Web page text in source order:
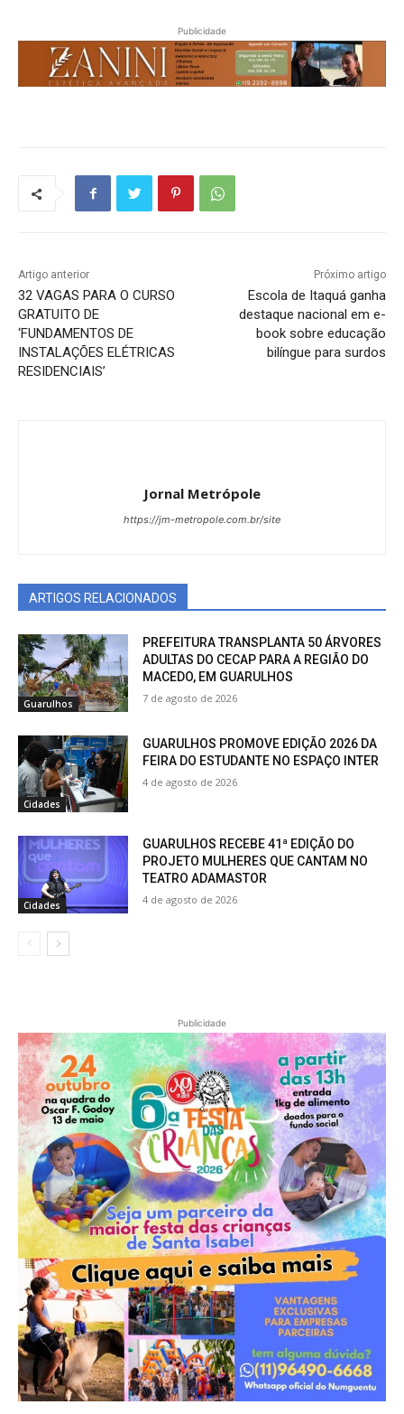
Publicidade
Artigo anterior
32 VAGAS PARA O CURSO
GRATUITO DE
‘FUNDAMENTOS DE
INSTALAÇÕES ELÉTRICAS
RESIDENCIAIS’
Próximo artigo
Escola de Itaquá ganha
destaque nacional em e-
book sobre educação
bilíngue para surdos
Jornal Metrópole
https://jm-metropole.com.br/site
ARTIGOS RELACIONADOS
Guarulhos
PREFEITURA TRANSPLANTA 50 ÁRVORES
ADULTAS DO CECAP PARA A REGIÃO DO
MACEDO, EM GUARULHOS
7 de agosto de 2026
Cidades
GUARULHOS PROMOVE EDIÇÃO 2026 DA
FEIRA DO ESTUDANTE NO ESPAÇO INTER
4 de agosto de 2026
Cidades
GUARULHOS RECEBE 41ª EDIÇÃO DO
PROJETO MULHERES QUE CANTAM NO
TEATRO ADAMASTOR
4 de agosto de 2026
Publicidade